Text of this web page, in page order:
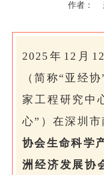
作者：
2025年12月
（简称“亚经
家工程研究中
心”）在深圳
协会生命科学
洲经济发展协